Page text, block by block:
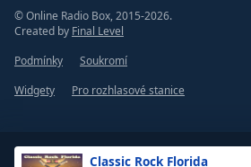
Classic Rock Florida
© Online Radio Box, 2015-2026.
Created by Final Level
Podmínky
Soukromí
Widgety
Pro rozhlasové stanice